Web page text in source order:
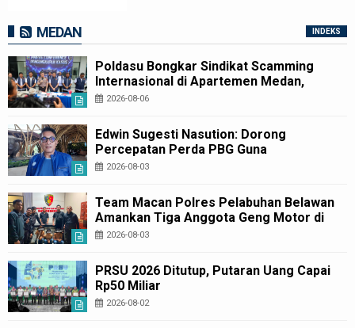
MEDAN INDEKS
Poldasu Bongkar Sindikat Scamming
Internasional di Apartemen Medan,
Korban Rugi Rp6,7 Miliar
2026-08-06
Edwin Sugesti Nasution: Dorong
Percepatan Perda PBG Guna
Penyederhanaan Layanan Cepat dan
2026-08-03
Team Macan Polres Pelabuhan Belawan
Amankan Tiga Anggota Geng Motor di
Marelan Pasar 9
2026-08-03
PRSU 2026 Ditutup, Putaran Uang Capai
Rp50 Miliar
2026-08-02